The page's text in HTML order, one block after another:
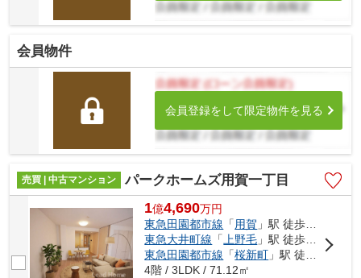
会員物件
会員登録をして限定物件を見る
売買 | 中古マンション パークホームズ用賀一丁目
1億4,690万円
東急田園都市線 「用賀 」駅 徒歩11分
東急大井町線 「上野毛 」駅 徒歩17分
東急田園都市線 「桜新町 」駅 徒歩18分
4階 / 3LDK / 71.12㎡